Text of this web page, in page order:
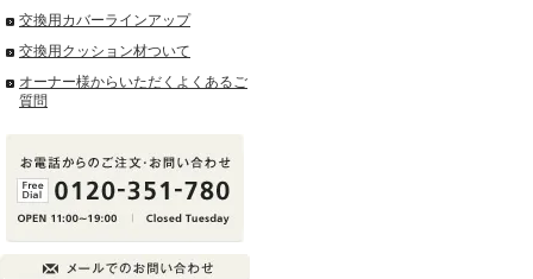
交換用カバーラインアップ
交換用クッション材ついて
オーナー様からいただくよくあるご
質問